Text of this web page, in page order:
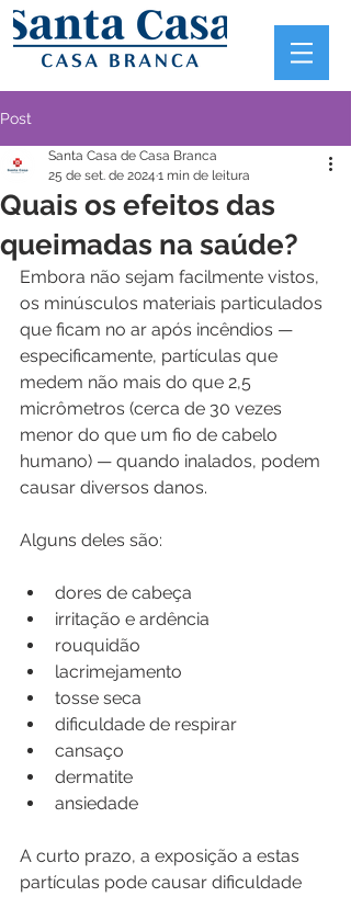
Post
Quais os efeitos das
queimadas na saúde?
Santa Casa de Casa Branca
25 de set. de 2024 1 min de leitura
Embora não sejam facilmente vistos,
os minúsculos materiais particulados
que ficam no ar após incêndios —
especificamente, partículas que
medem não mais do que 2,5
micrômetros (cerca de 30 vezes
menor do que um fio de cabelo
humano) — quando inalados, podem
causar diversos danos.
Alguns deles são:
dores de cabeça
irritação e ardência
rouquidão
lacrimejamento
tosse seca
dificuldade de respirar
cansaço
dermatite
ansiedade
A curto prazo, a exposição a estas
partículas pode causar dificuldade